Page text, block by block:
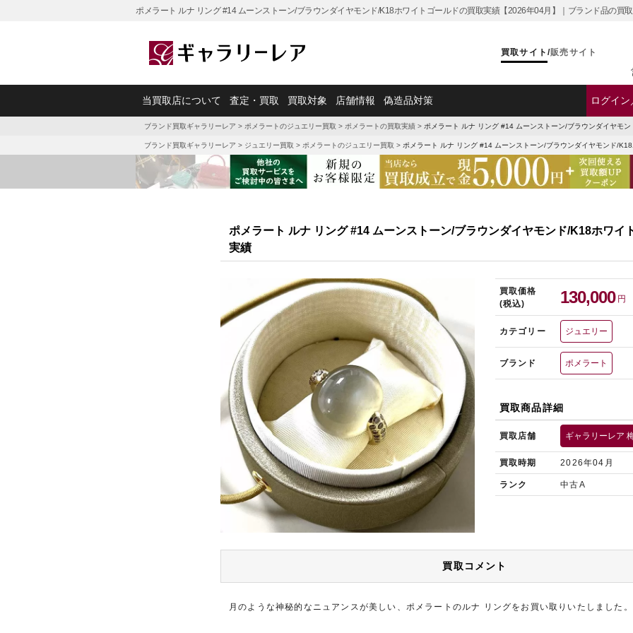
ポメラート ルナ リング #14 ムーンストーン/ブラウンダイヤモンド/K18ホワイトゴールドの買取実績【2026年04月】｜ブランド品の買
買取サイト /販売サイト
当買取店について 査定・買取 買取対象 店舗情報 偽造品対策 ログイ
ブランド買取ギャラリーレア > ポメラートのジュエリー買取 > ポメラートの買取実績 > ポメラート ルナ リング #14 ムーンストーン/ブラウンダイヤモ
ブランド買取ギャラリーレア > ジュエリー買取 > ポメラートのジュエリー買取 > ポメラート ルナ リング #14 ムーンストーン/ブラウンダイヤモンド/
ポメラート ルナ リング #14 ムーンストーン/ブラウンダイヤモンド/K18ホワイ
実績
買取価格
(税込)
130,000 円
カテゴリー ジュエリー
ブランド ポメラート
買取商品詳細
買取店舗 ギャラリーレア
買取時期 2026年04月
ランク 中古A
買取コメント
月のような神秘的なニュアンスが美しい、ポメラートのルナ リングをお買い取りいたしました。